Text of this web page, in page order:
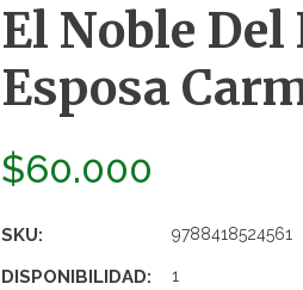
El Noble Del
Esposa
$60.000
SKU: 9788418524561
DISPONIBILIDAD: 1